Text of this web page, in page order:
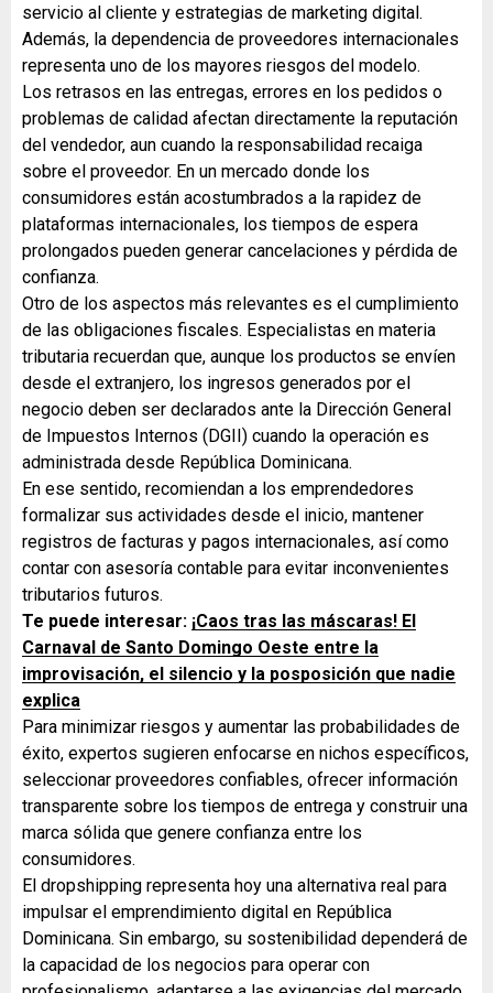
servicio al cliente y estrategias de marketing digital.
Además, la dependencia de proveedores internacionales
representa uno de los mayores riesgos del modelo.
Los retrasos en las entregas, errores en los pedidos o
problemas de calidad afectan directamente la reputación
del vendedor, aun cuando la responsabilidad recaiga
sobre el proveedor. En un mercado donde los
consumidores están acostumbrados a la rapidez de
plataformas internacionales, los tiempos de espera
prolongados pueden generar cancelaciones y pérdida de
confianza.
Otro de los aspectos más relevantes es el cumplimiento
de las obligaciones fiscales. Especialistas en materia
tributaria recuerdan que, aunque los productos se envíen
desde el extranjero, los ingresos generados por el
negocio deben ser declarados ante la Dirección General
de Impuestos Internos (DGII) cuando la operación es
administrada desde República Dominicana.
En ese sentido, recomiendan a los emprendedores
formalizar sus actividades desde el inicio, mantener
registros de facturas y pagos internacionales, así como
contar con asesoría contable para evitar inconvenientes
tributarios futuros.
Te puede interesar: ¡Caos tras las máscaras! El
Carnaval de Santo Domingo Oeste entre la
improvisación, el silencio y la posposición que nadie
explica
Para minimizar riesgos y aumentar las probabilidades de
éxito, expertos sugieren enfocarse en nichos específicos,
seleccionar proveedores confiables, ofrecer información
transparente sobre los tiempos de entrega y construir una
marca sólida que genere confianza entre los
consumidores.
El dropshipping representa hoy una alternativa real para
impulsar el emprendimiento digital en República
Dominicana. Sin embargo, su sostenibilidad dependerá de
la capacidad de los negocios para operar con